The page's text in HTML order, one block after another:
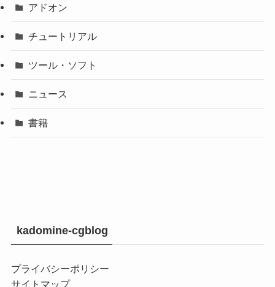
アドオン
チュートリアル
ツール・ソフト
ニュース
書籍
kadomine-cgblog
プライバシーポリシー
サイトマップ